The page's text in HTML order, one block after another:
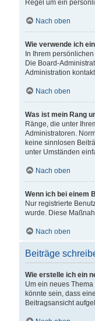
Regel um ein
Nach oben
Wie verwende ich
In Ihrem
Die Board-
Administration
Nach oben
Was ist mein Rang
Ränge, die unter
Administratoren.
keine sinnlosen
unter Umständen
Nach oben
Wenn ich bei einem
Nur registrierte
wurde. Diese
Nach oben
Beiträge
Wie erstelle ich ein
Um ein neues
könnte sein, dass
Beitragsansicht